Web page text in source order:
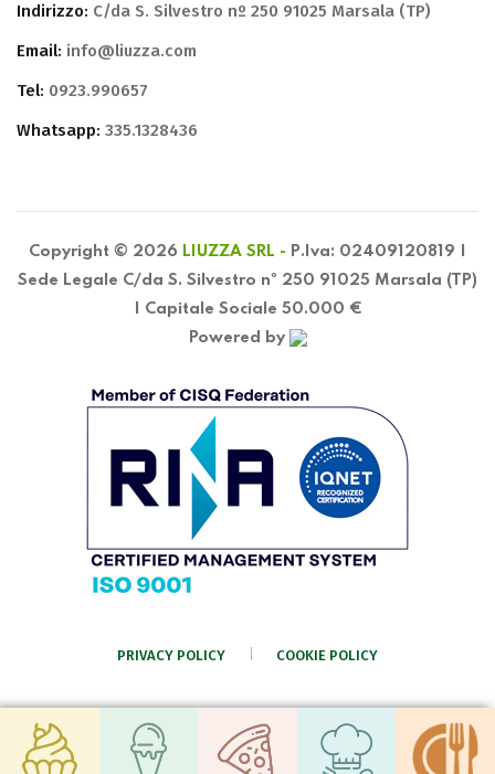
Indirizzo: C/da S. Silvestro nº 250 91025 Marsala (TP)
Email: info@liuzza.com
Tel: 0923.990657
Whatsapp: 335.1328436
Copyright © 2026 LIUZZA SRL - P.Iva: 02409120819 |
Sede Legale C/da S. Silvestro nº 250 91025 Marsala (TP)
| Capitale Sociale 50.000 €
Powered by
PRIVACY POLICY COOKIE POLICY